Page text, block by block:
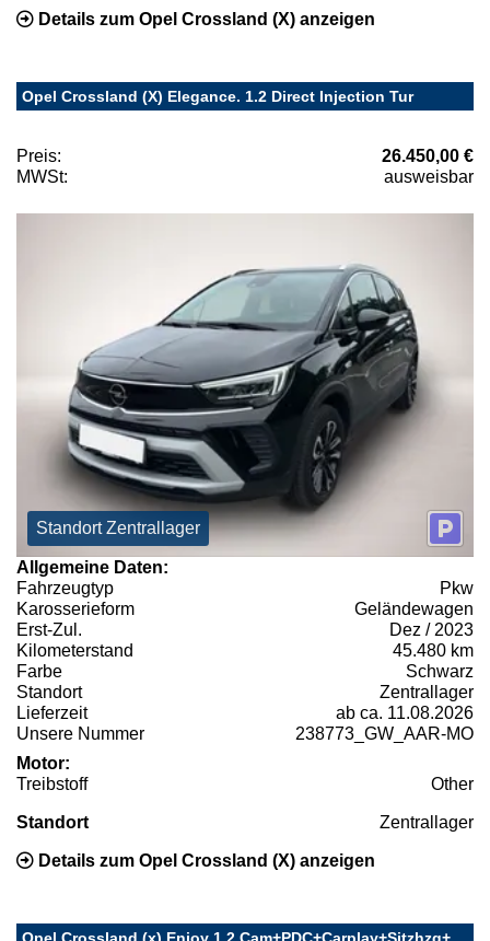
Details zum Opel Crossland (X) anzeigen
Opel Crossland (X) Elegance. 1.2 Direct Injection Tur
Preis:
26.450,00 €
MWSt:
ausweisbar
Standort Zentrallager
Allgemeine Daten:
Fahrzeugtyp
Pkw
Karosserieform
Geländewagen
Erst-Zul.
Dez / 2023
Kilometerstand
45.480 km
Farbe
Schwarz
Standort
Zentrallager
Lieferzeit
ab ca. 11.08.2026
Unsere Nummer
238773_GW_AAR-MO
Motor:
Treibstoff
Other
Standort Zentrallager
Details zum Opel Crossland (X) anzeigen
Opel Crossland (x) Enjoy 1.2 Cam+PDC+Carplay+Sitzhzg+